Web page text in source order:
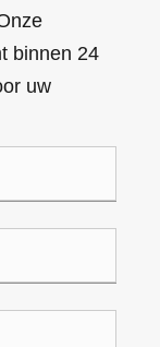
binnen 24
uw